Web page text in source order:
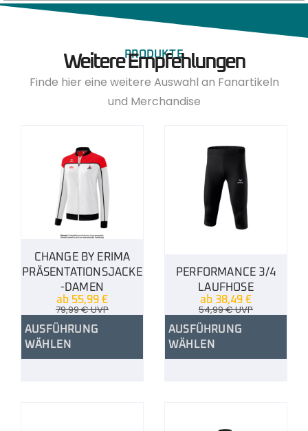
PRODUKTE
Weitere Empfehlungen
Finde hier eine weitere Auswahl an Fanartikeln
und Merchandise
CHANGE BY ERIMA
PRÄSENTATIONSJACKE
-DAMEN
ab 55,99 €
79,99€UVP
AUSFÜHRUNG
WÄHLEN
PERFORMANCE 3/4
LAUFHOSE
ab 38,49 €
54,99€UVP
AUSFÜHRUNG
WÄHLEN